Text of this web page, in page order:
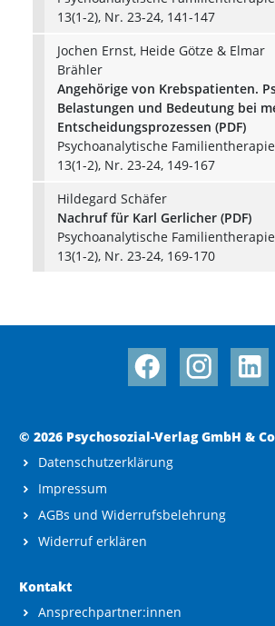
13(1-2), Nr. 23-24, 141-147
Jochen Ernst, Heide Götze & Elmar
Brähler
Angehörige von Krebspatienten.
Belastungen und Bedeutung bei
Entscheidungsprozessen (PDF)
Psychoanalytische
13(1-2), Nr. 23-24, 149-167
Hildegard Schäfer
Nachruf für Karl Gerlicher (PDF)
Psychoanalytische
13(1-2), Nr. 23-24, 169-170
© 2026 Psychosozial-Verlag GmbH &
Datenschutzerklärung
Impressum
AGBs und Widerrufsbelehrung
Widerruf erklären
Kontakt
Ansprechpartner:innen